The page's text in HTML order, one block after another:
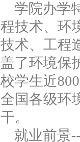
学院办学
程技术、环
技术、工程
盖了环境保
校学生近
全国各级环
干。
就业前景